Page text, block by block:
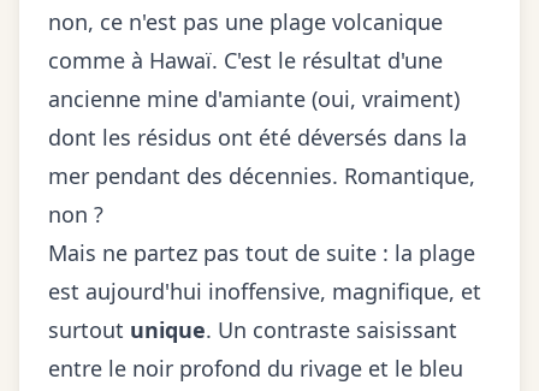
non, ce n'est pas une plage volcanique
comme à Hawaï. C'est le résultat d'une
ancienne mine d'amiante (oui, vraiment)
dont les résidus ont été déversés dans la
mer pendant des décennies. Romantique,
non ?
Mais ne partez pas tout de suite : la plage
est aujourd'hui inoffensive, magnifique, et
surtout unique. Un contraste saisissant
entre le noir profond du rivage et le bleu